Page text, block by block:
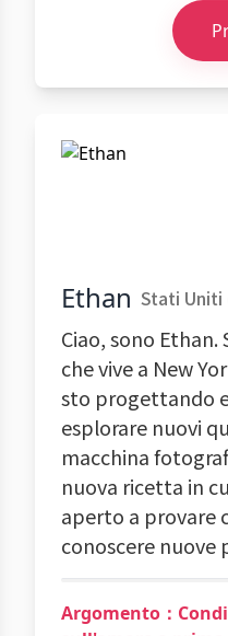
Ethan Stati Uniti
Ciao, sono
che vive a New
sto progettando
esplorare nuovi
macchina
nuova ricetta in
aperto a provare
conoscere nuove
Argomento：